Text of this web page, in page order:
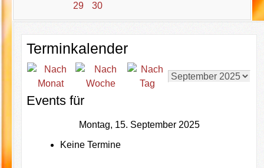
29
30
Terminkalender
Events für
Montag, 15. September 2025
Keine Termine